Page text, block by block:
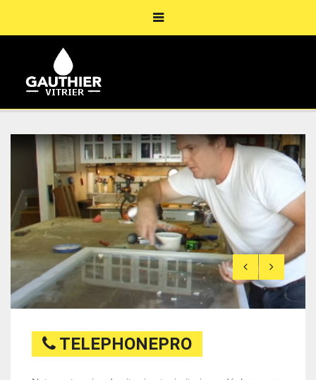
TELEPHONEPRO